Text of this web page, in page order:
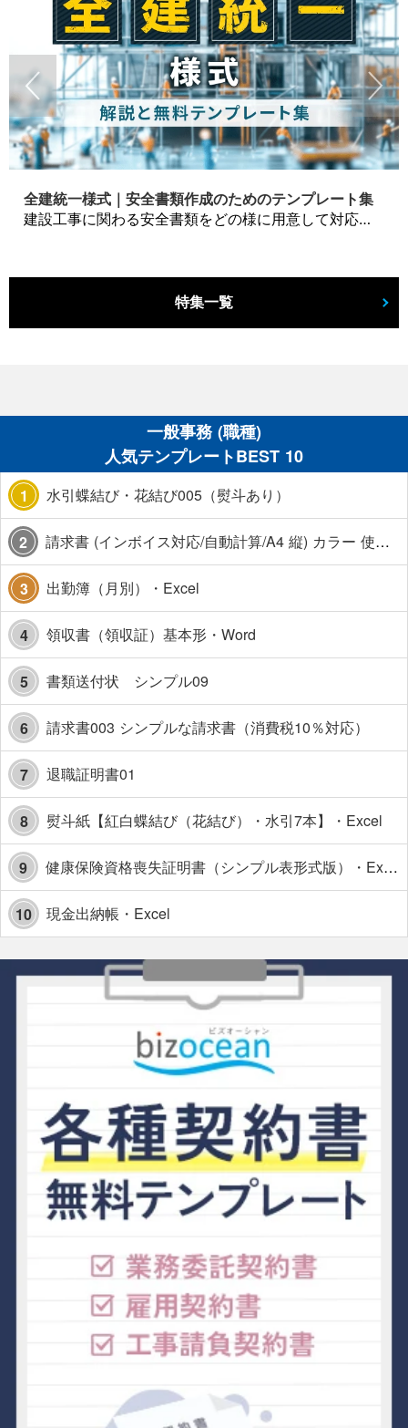
全建統一様式｜安全書類作成のためのテンプレート集
建設工事に関わる安全書類をどの様に用意して対応するか？関連書式テンプレートから書き方の注意点などの役立つコラムをbizoceanがお届けします。
特集一覧
一般事務 (職種)
人気テンプレートBEST 10
1 水引蝶結び・花結び005（熨斗あり）
2 請求書 (インボイス対応/自動計算/A4 縦) カラー 使い方解説あり
3 出勤簿（月別）・Excel
4 領収書（領収証）基本形・Word
5 書類送付状 シンプル09
6 請求書003 シンプルな請求書（消費税10％対応）
7 退職証明書01
8 熨斗紙【紅白蝶結び（花結び）・水引7本】・Excel
9 健康保険資格喪失証明書（シンプル表形式版）・Excel【見本付き】
10 現金出納帳・Excel